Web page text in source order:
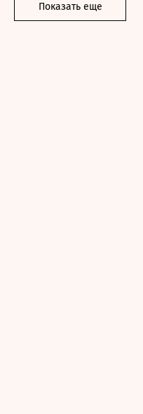
Показать еще